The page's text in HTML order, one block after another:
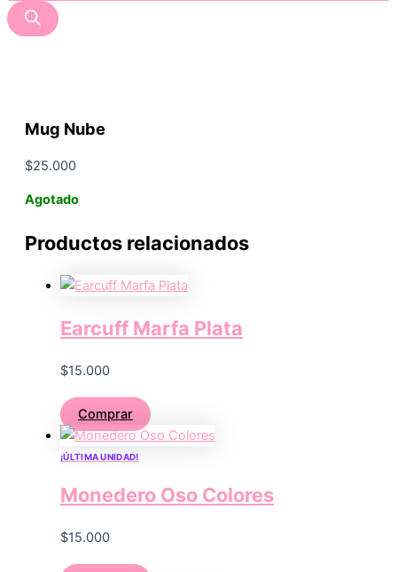
Mug Nube
$25.000
Agotado
Productos relacionados
Earcuff Marfa Plata
$15.000
Comprar
¡ÚLTIMA UNIDAD!
Monedero Oso Colores
$15.000